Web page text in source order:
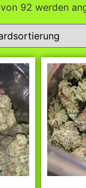
92 werden